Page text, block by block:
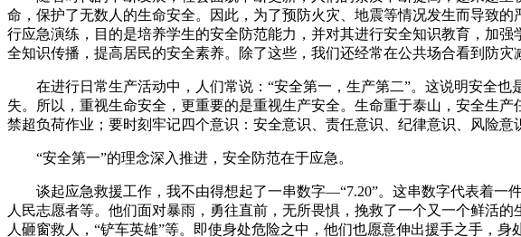
命，保护了无数人的生命安全。因此，为了预防火灾、地震等情况发生而导致
行应急演练，目的是培养学生的安全防范能力，并对其进行安全知识教育，加
全知识传播，提高居民的安全素养。除了这些，我们还经常在公共场合看到防灾
在进行日常生产活动中，人们常说：“安全第一，生产第二”。这说明安全也
失。所以，重视生命安全，更重要的是重视生产安全。生命重于泰山，安全生
禁超负荷作业；要时刻牢记四个意识：安全意识、责任意识、纪律意识、风险
“安全第一”的理念深入推进，安全防范在于应急。
谈起应急救援工作，我不由得想起了一串数字—“7.20”。这串数字代表着一件
人民志愿者等。他们面对暴雨，勇往直前，无所畏惧，挽救了一个又一个鲜活
人砸窗救人，“铲车英雄”等。即使身处危险之中，他们也愿意伸出援手之手，